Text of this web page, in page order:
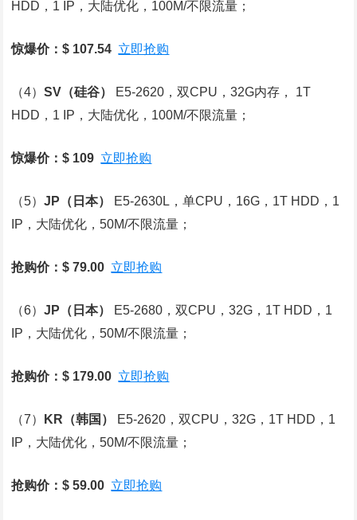
HDD，1 IP，大陆优化，100M/不限流量；
惊爆价：$ 107.54 立即抢购
（4）SV （硅谷）
E5-2620，双CPU，32G内存， 1T
HDD，1 IP，大陆优化，100M/不限流量；
惊爆价：$ 109 立即抢购
（5）JP （日本）
E5-2630L，单CPU，16G，1T HDD，1
IP，大陆优化，50M/不限流量；
抢购价：$ 79.00 立即抢购
（6）JP （日本）
E5-2680，双CPU，32G，1T HDD，1
IP，大陆优化，50M/不限流量；
抢购价：$ 179.00 立即抢购
（7） KR （韩国）
E5-2620，双CPU，32G，1T HDD，1
IP，大陆优化，50M/不限流量；
抢购价：$ 59.00 立即抢购